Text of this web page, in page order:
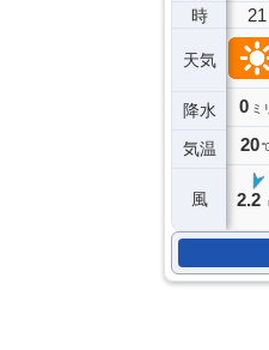
時
天気
降水
気温
風
21
0 ミ
20
2.2